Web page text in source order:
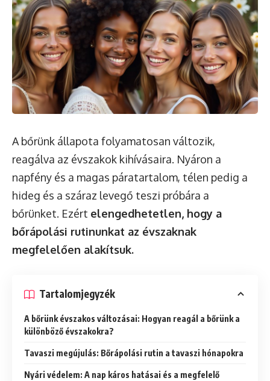
A bőrünk állapota folyamatosan változik,
reagálva az évszakok kihívásaira. Nyáron a
napfény és a magas páratartalom, télen pedig a
hideg és a száraz levegő teszi próbára a
bőrünket. Ezért elengedhetetlen, hogy a
bőrápolási rutinunkat az évszaknak
megfelelően alakítsuk.
Tartalomjegyzék
A bőrünk évszakos változásai: Hogyan reagál a bőrünk a
különböző évszakokra?
Tavaszi megújulás: Bőrápolási rutin a tavaszi hónapokra
Nyári védelem: A nap káros hatásai és a megfelelő